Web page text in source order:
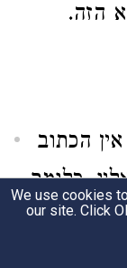
הזה.
הכתוב
כלומר
כל
We use cookies
our site. Click